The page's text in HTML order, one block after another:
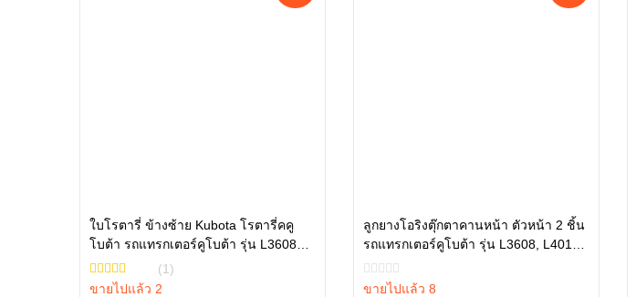
ใบโรตารี่ ข้างซ้าย Kubota โรตารี่คคู
โบต้า รถแทรกเตอร์คูโบต้า รุ่น L3608
L4018 W9516-54163
(1)
ขายไปแล้ว 2
หยิบใส่ตะกร้า
ลูกยางโอริงตุ๊กตาคานหน้า ตัวหน้า 2 ชิ้น
รถแทรกเตอร์คูโบต้า รุ่น L3608, L4018,
L4708, L5018 tc402-13680 = 2
ขายไปแล้ว 8
หยิบใส่ตะกร้า